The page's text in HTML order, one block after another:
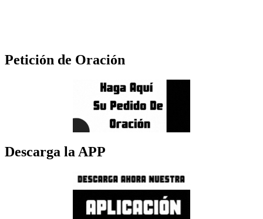
Petición de Oración
Descarga la APP